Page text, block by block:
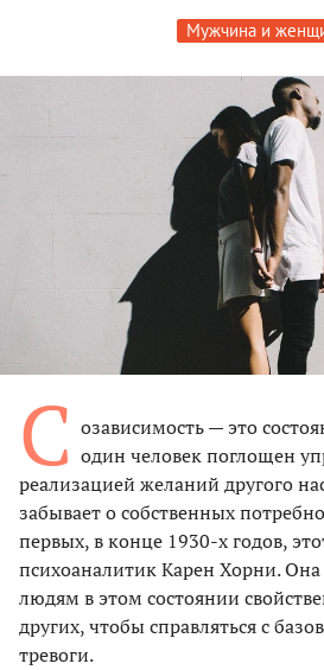
Мужчина и
С озависимость — это
один человек поглощен
реализацией желаний другого
забывает о собственных
первых, в конце 1930-х годов,
психоаналитик Карен Хорни.
людям в этом состоянии
других, чтобы справляться с
тревоги.